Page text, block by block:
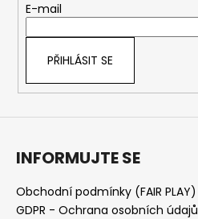
E-mail
PŘIHLÁSIT SE
INFORMUJTE SE
Obchodní podmínky (FAIR PLAY)
GDPR - Ochrana osobních údajů